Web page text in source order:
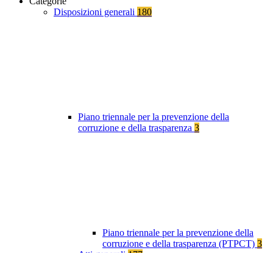
Disposizioni generali 180
Piano triennale per la prevenzione della
corruzione e della trasparenza 3
Piano triennale per la prevenzione della
corruzione e della trasparenza (PTPCT) 3